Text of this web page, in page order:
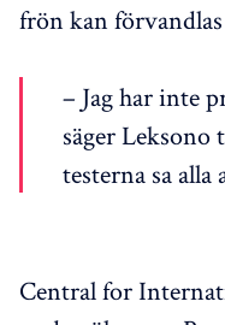
frön kan
– Jag har inte
säger Leksono
testerna sa
Central for